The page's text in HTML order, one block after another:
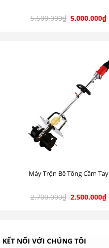
5.500.000₫ 5.000.000₫
Máy Trộn Bê Tông Cầm Tay
2.700.000₫ 2.500.000₫
KẾT NỐI VỚI CHÚNG TÔI